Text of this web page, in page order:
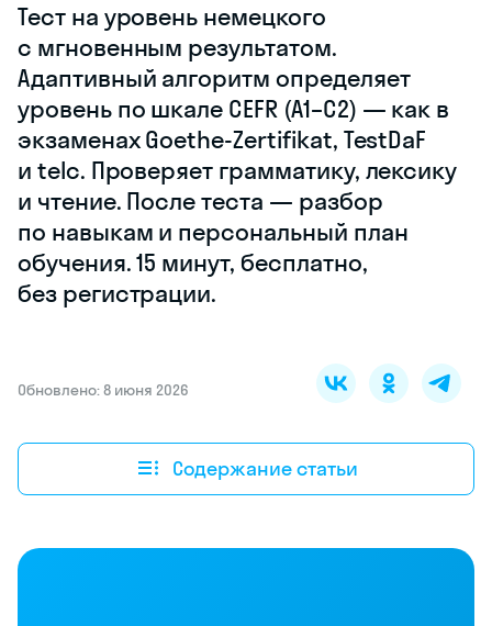
Тест на уровень немецкого
с мгновенным результатом.
Адаптивный алгоритм определяет
уровень по шкале CEFR (A1–C2) — как в
экзаменах Goethe-Zertifikat, TestDaF
и telc. Проверяет грамматику, лексику
и чтение. После теста — разбор
по навыкам и персональный план
обучения. 15 минут, бесплатно,
без регистрации.
Обновлено: 8 июня 2026
Содержание статьи